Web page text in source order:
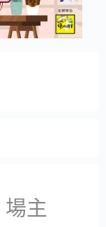
場主